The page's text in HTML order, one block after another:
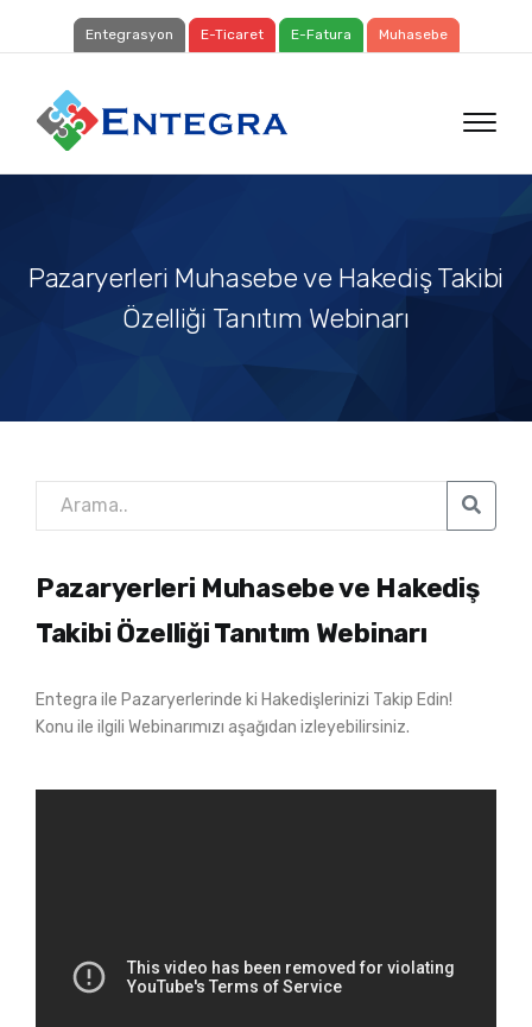
Entegrasyon E-Ticaret E-Fatura Muhasebe
Pazaryerleri Muhasebe ve Hakediş Takibi
Özelliği Tanıtım Webinarı
Pazaryerleri Muhasebe ve Hakediş
Takibi Özelliği Tanıtım Webinarı
Entegra ile Pazaryerlerinde ki Hakedişlerinizi Takip Edin!
Konu ile ilgili Webinarımızı aşağıdan izleyebilirsiniz.